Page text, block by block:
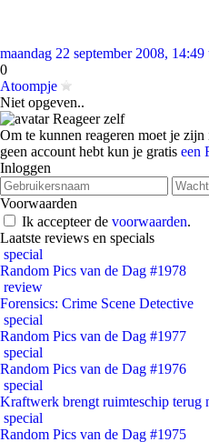
maandag 22 september 2008, 14:49
0
Atoompje
Niet opgeven..
Reageer zelf
Om te kunnen reageren moet je
geen account hebt kun je gratis een
Inloggen
Voorwaarden
Ik accepteer de voorwaarden.
Laatste reviews en specials
special
Random Pics van de Dag #1978
review
Forensics: Crime Scene Detective
special
Random Pics van de Dag #1977
special
Random Pics van de Dag #1976
special
Kraftwerk brengt ruimteschip terug
special
Random Pics van de Dag #1975